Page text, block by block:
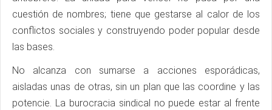
cuestión de nombres; tiene que gestarse al calor de los
conflictos sociales y construyendo poder popular desde
las bases.
No alcanza con sumarse a acciones esporádicas,
aisladas unas de otras, sin un plan que las coordine y las
potencie. La burocracia sindical no puede estar al frente